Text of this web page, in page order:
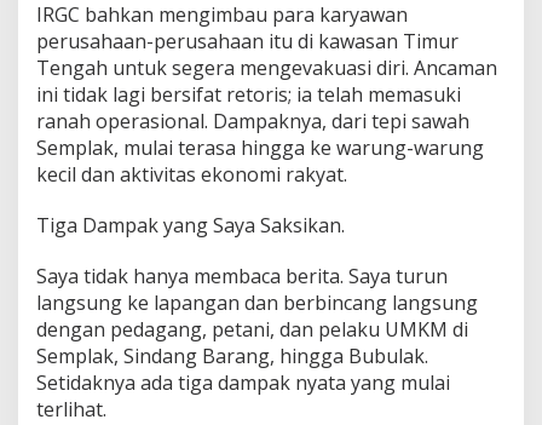
IRGC bahkan mengimbau para karyawan
perusahaan-perusahaan itu di kawasan Timur
Tengah untuk segera mengevakuasi diri. Ancaman
ini tidak lagi bersifat retoris; ia telah memasuki
ranah operasional. Dampaknya, dari tepi sawah
Semplak, mulai terasa hingga ke warung-warung
kecil dan aktivitas ekonomi rakyat.
Tiga Dampak yang Saya Saksikan.
Saya tidak hanya membaca berita. Saya turun
langsung ke lapangan dan berbincang langsung
dengan pedagang, petani, dan pelaku UMKM di
Semplak, Sindang Barang, hingga Bubulak.
Setidaknya ada tiga dampak nyata yang mulai
terlihat.